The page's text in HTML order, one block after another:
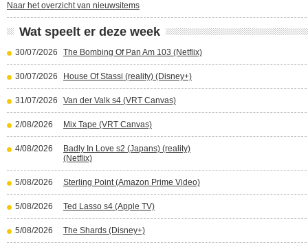
Naar het overzicht van nieuwsitems
Wat speelt er deze week
30/07/2026 The Bombing Of Pan Am 103 (Netflix)
30/07/2026 House Of Stassi (reality) (Disney+)
31/07/2026 Van der Valk s4 (VRT Canvas)
2/08/2026 Mix Tape (VRT Canvas)
4/08/2026
Badly In Love s2 (Japans) (reality)
(Netflix)
5/08/2026 Sterling Point (Amazon Prime Video)
5/08/2026 Ted Lasso s4 (Apple TV)
5/08/2026 The Shards (Disney+)